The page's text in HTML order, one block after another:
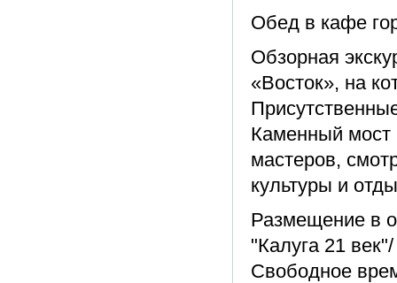
Обед в кафе
Обзорная
«Восток», на
Каменный мост
мастеров,
культуры и
Размещение в
"Калуга 21
Свободное